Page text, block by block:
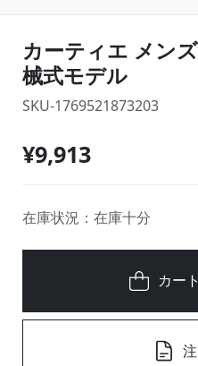
カーティエ メン
械式モデル
SKU-1769521873203
¥9,913
在庫状況：在庫十分
カー